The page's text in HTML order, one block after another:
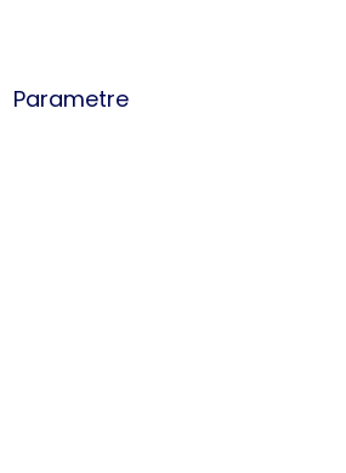
Parametre